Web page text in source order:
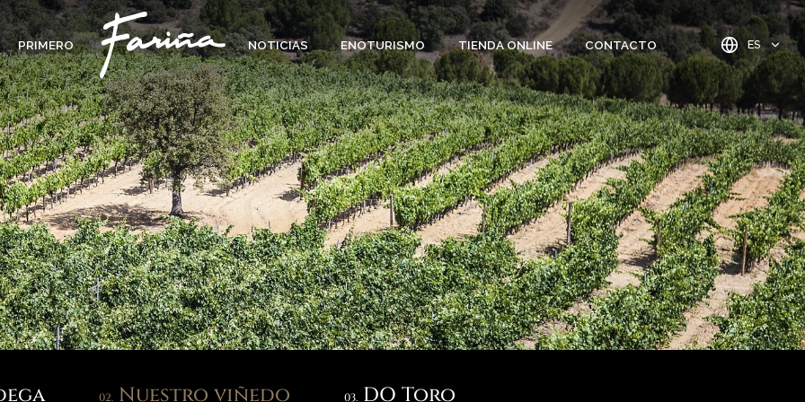
PRIMERO CONTACTO
TIENDA ONLINE
ENOTURISMO
NOTICIAS ES
02. Nuestro viñedo 03. DO Toro